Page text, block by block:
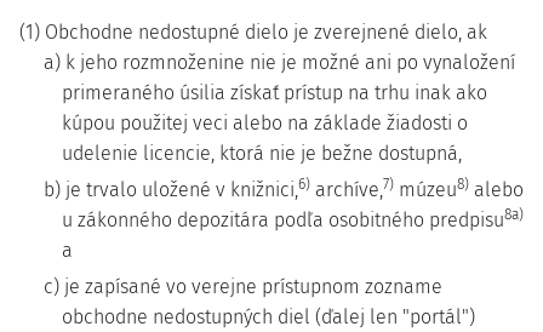
(1) Obchodne nedostupné dielo je zverejnené dielo, ak
a) k jeho rozmnoženine nie je možné ani po vynaložení
primeraného úsilia získať prístup na trhu inak ako
kúpou použitej veci alebo na základe žiadosti o
udelenie licencie, ktorá nie je bežne dostupná,
b) je trvalo uložené v knižnici,6) archíve,7) múzeu8) alebo
u zákonného depozitára podľa osobitného predpisu8a)
a
c) je zapísané vo verejne prístupnom zozname
obchodne nedostupných diel (ďalej len "portál")